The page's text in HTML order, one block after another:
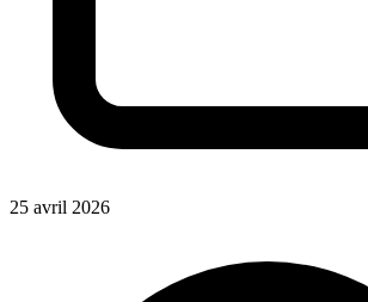
25 avril 2026